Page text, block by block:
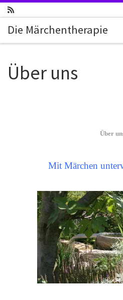
Zum Inhalt springen
Die Märchentherapie
Über uns
Über
Mit Märchen